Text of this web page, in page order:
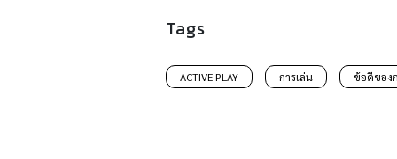
Tags
ACTIVE PLAY การเล่น ข้อดีของ